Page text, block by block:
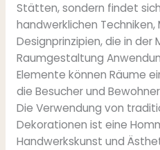
Stätten, sondern findet
handwerklichen Techniken,
Designprinzipien, die in der
Raumgestaltung
Elemente können Räume
die Besucher und
Die Verwendung von
Dekorationen ist eine
Handwerkskunst und